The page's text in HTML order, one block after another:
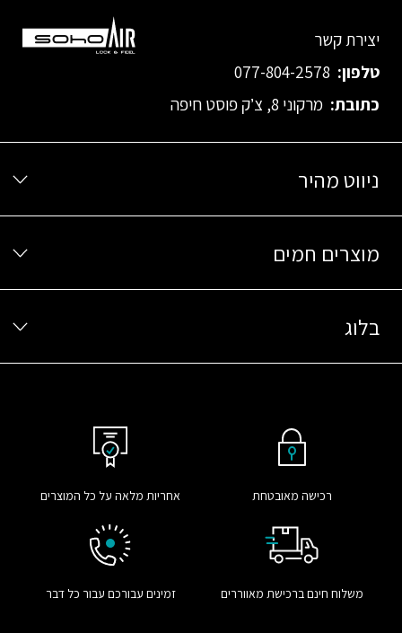
יצירת קשר
טלפון: 077-804-2578
כתובת: מרקוני 8, צ’ק פוסט חיפה
ניווט מהיר
מוצרים חמים
בלוג
רכישה מאובטחת אחריות מלאה על כל המוצרים
משלוח חינם ברכישת מאווררים זמינים עבורכם עבור כל דבר